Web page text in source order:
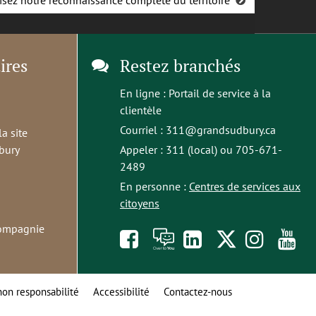
site
Restez branchés
En ligne : Portail de service à la
clientèle
Courriel : 311@grandsudbury.ca
Appeler : 311 (local) ou 705-671-
2489
En personne : Centres de services aux
citoyens
Like
us
on
À
toi
la
opens
in
a
Follow
us us
responsabilité Accessibilité
Contactez-nous